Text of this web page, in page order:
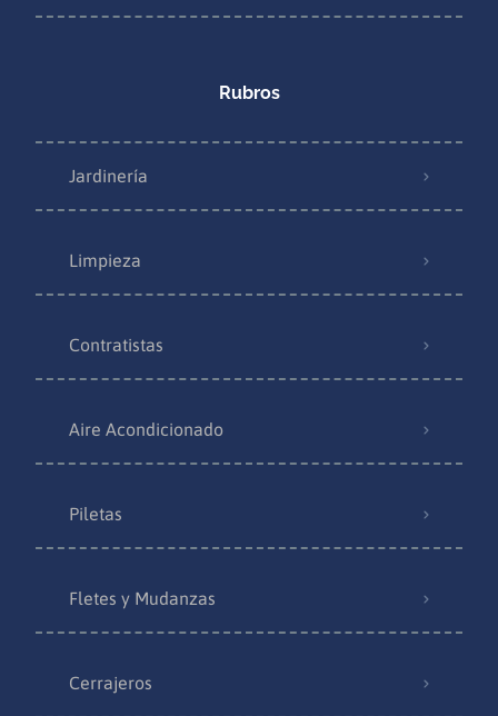
Rubros
Jardinería
Limpieza
Contratistas
Aire Acondicionado
Piletas
Fletes y Mudanzas
Cerrajeros